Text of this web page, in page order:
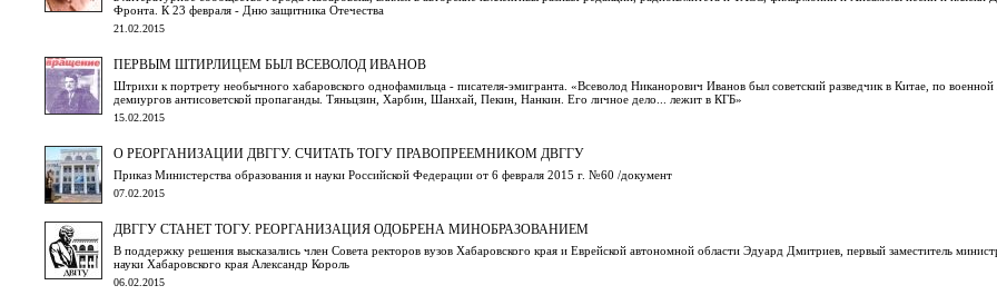
Фронта. К 23 февраля - Дню защитника Отечества
21.02.2015
ПЕРВЫМ ШТИРЛИЦЕМ БЫЛ ВСЕВОЛОД ИВАНОВ
Штрихи к портрету необычного хабаровского однофамильца - писателя-эмигранта. «Всеволод Никанорович Иванов был советский разведчик в Китае, по
демиургов антисоветской пропаганды. Тяньцзин, Харбин, Шанхай, Пекин, Нанкин. Его личное дело... лежит в КГБ»
15.02.2015
О РЕОРГАНИЗАЦИИ ДВГГУ. СЧИТАТЬ ТОГУ ПРАВОПРЕЕМНИКОМ ДВГГУ
Приказ Министерства образования и науки Российской Федерации от 6 февраля 2015 г. №60 /документ
07.02.2015
ДВГГУ СТАНЕТ ТОГУ. РЕОРГАНИЗАЦИЯ ОДОБРЕНА МИНОБРАЗОВАНИЕМ
В поддержку решения высказались член Совета ректоров вузов Хабаровского края и Еврейской автономной области Эдуард Дмитриев, первый заместитель
науки Хабаровского края Александр Король
06.02.2015